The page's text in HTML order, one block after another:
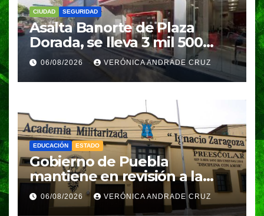
CIUDAD SEGURIDAD
Asalta Banorte de Plaza
Dorada, se lleva 3 mil 500
pesos
06/08/2026 VERÓNICA ANDRADE CRUZ
EDUCACIÓN ESTADO
Gobierno de Puebla
mantiene en revisión a la
Academia Militarizada para
seguir operando: Armenta
06/08/2026 VERÓNICA ANDRADE CRUZ